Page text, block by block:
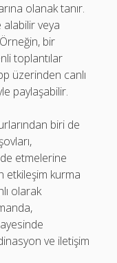
olanak tanır.
veya
bir
toplantılar
üzerinden canlı
paylaşabilir.
biri de
etmelerine
etkileşim kurma
olarak
ve iletişim